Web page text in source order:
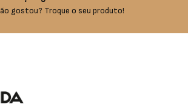
gostou? Troque o seu produto!